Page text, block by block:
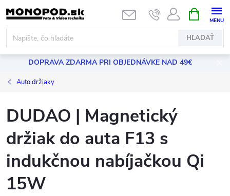
Prejsť
na
obsah
HĽADAŤ
KOŠÍK
DOPRAVA ZDARMA PRI OBJEDNÁVKE NAD 49€
Auto držiaky
DUDAO | Magnetický
držiak do auta F13 s
indukčnou nabíjačkou Qi
15W